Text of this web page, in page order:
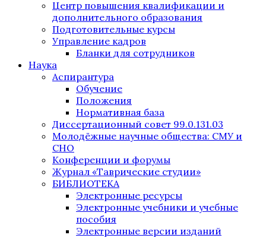
Центр повышения квалификации и
дополнительного образования
Подготовительные курсы
Управление кадров
Бланки для сотрудников
Наука
Аспирантура
Обучение
Положения
Нормативная база
Диссертационный совет 99.0.131.03
Молодёжные научные общества: СМУ и
СНО
Конференции и форумы
Журнал «Таврические студии»
БИБЛИОТЕКА
Электронные ресурсы
Электронные учебники и учебные
пособия
Электронные версии изданий